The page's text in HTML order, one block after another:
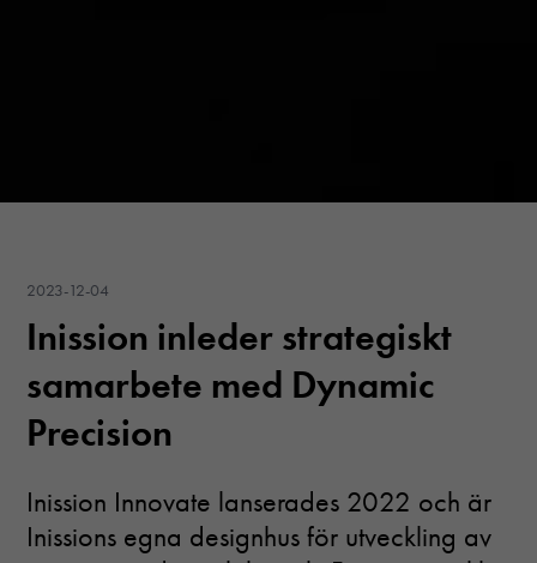
2023-12-04
Inission inleder strategiskt
samarbete med Dynamic
Precision
Inission Innovate lanserades 2022 och är
Inissions egna designhus för utveckling av
går inte att
välja bort. De
behövs för att